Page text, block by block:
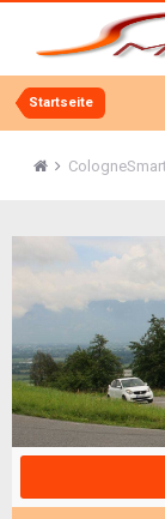
Startseite
CologneSmart